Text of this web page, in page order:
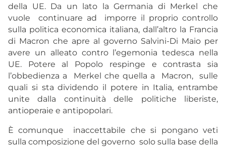
della UE. Da un lato la Germania di Merkel che
vuole continuare ad imporre il proprio controllo
sulla politica economica italiana, dall’altro la Francia
di Macron che apre al governo Salvini-Di Maio per
avere un alleato contro l’egemonia tedesca nella
UE. Potere al Popolo respinge e contrasta sia
l’obbedienza a Merkel che quella a Macron, sulle
quali si sta dividendo il potere in Italia, entrambe
unite dalla continuità delle politiche liberiste,
antioperaie e antipopolari.
È comunque inaccettabile che si pongano veti
sulla composizione del governo solo sulla base della